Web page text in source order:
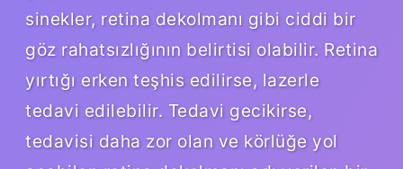
sinekler, retina dekolmanı gibi ciddi bir
göz rahatsızlığının belirtisi olabilir. Retina
yırtığı erken teşhis edilirse, lazerle
tedavi edilebilir. Tedavi gecikirse,
tedavisi daha zor olan ve körlüğe yol